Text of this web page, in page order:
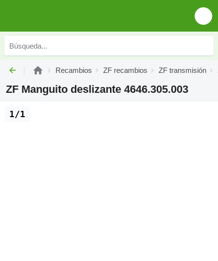
Recambios ZF recambios ZF transmisión
ZF Manguito deslizante 4646.305.003
1/1